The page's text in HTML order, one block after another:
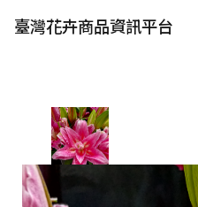
臺灣花卉商品資訊平台